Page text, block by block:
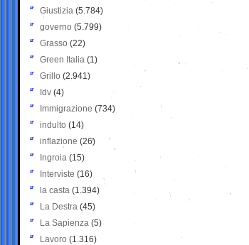
Giustizia (5.784)
governo (5.799)
Grasso (22)
Green Italia (1)
Grillo (2.941)
Idv (4)
Immigrazione (734)
indulto (14)
inflazione (26)
Ingroia (15)
Interviste (16)
la casta (1.394)
La Destra (45)
La Sapienza (5)
Lavoro (1.316)